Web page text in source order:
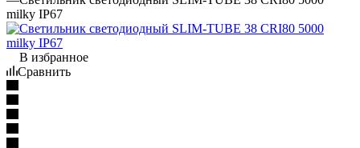
milky IP67
В избранное
Сравнить